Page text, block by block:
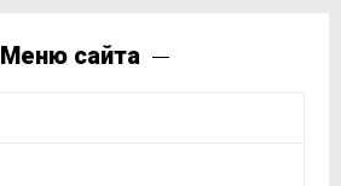
Меню сайта